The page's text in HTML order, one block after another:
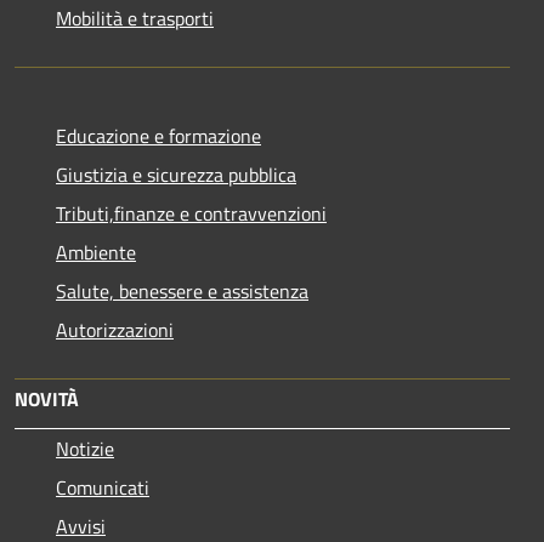
Mobilità e trasporti
Educazione e formazione
Giustizia e sicurezza pubblica
Tributi,finanze e contravvenzioni
Ambiente
Salute, benessere e assistenza
Autorizzazioni
NOVITÀ
Notizie
Comunicati
Avvisi